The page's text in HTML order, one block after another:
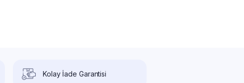
Kolay İade Garantisi